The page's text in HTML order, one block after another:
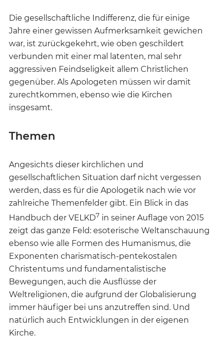
Die gesellschaftliche Indifferenz, die für einige
Jahre einer gewissen Aufmerksamkeit gewichen
war, ist zurückgekehrt, wie oben geschildert
verbunden mit einer mal latenten, mal sehr
aggressiven Feindseligkeit allem Christlichen
gegenüber. Als Apologeten müssen wir damit
zurechtkommen, ebenso wie die Kirchen
insgesamt.
Themen
Angesichts dieser kirchlichen und
gesellschaftlichen Situation darf nicht vergessen
werden, dass es für die Apologetik nach wie vor
zahlreiche Themenfelder gibt. Ein Blick in das
Handbuch der VELKD7 in seiner Auflage von 2015
zeigt das ganze Feld: esoterische Weltanschauung
ebenso wie alle Formen des Humanismus, die
Exponenten charismatisch-pentekostalen
Christentums und fundamentalistische
Bewegungen, auch die Ausflüsse der
Weltreligionen, die aufgrund der Globalisierung
immer häufiger bei uns anzutreffen sind. Und
natürlich auch Entwicklungen in der eigenen
Kirche.